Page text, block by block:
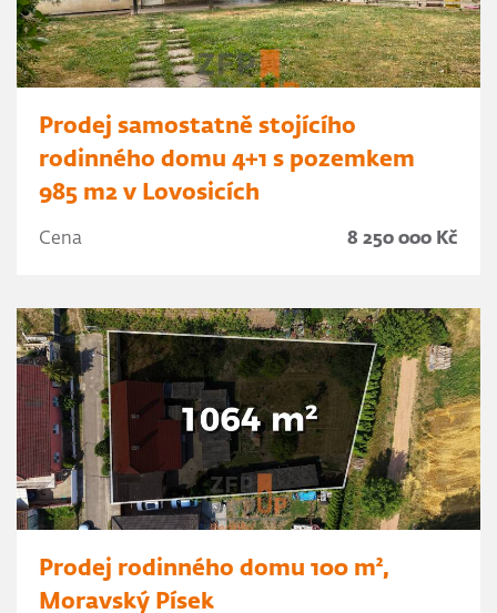
Prodej samostatně stojícího
rodinného domu 4+1 s pozemkem
985 m2 v Lovosicích
Cena 8 250 000 Kč
Prodej rodinného domu 100 m²,
Moravský Písek